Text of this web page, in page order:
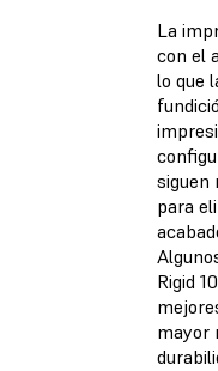
La
con el
lo que
siguen
para
Rigid
mayor